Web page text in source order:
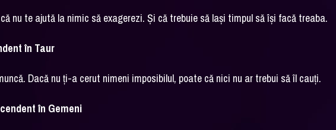
nu te ajută la nimic să exagerezi. Și că trebuie să lași timpul să își facă treaba.
în Taur
Dacă nu ți-a cerut nimeni imposibilul, poate că nici nu ar trebui să îl cauți.
în Gemeni